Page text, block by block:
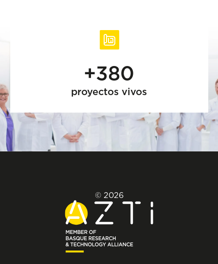
+380
proyectos vivos
© 2026